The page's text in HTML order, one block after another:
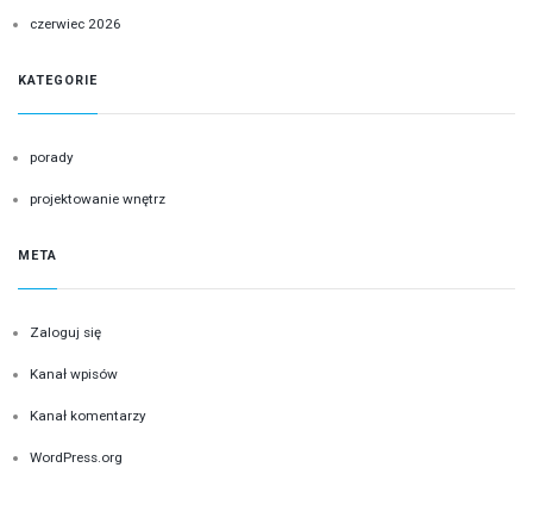
czerwiec 2026
KATEGORIE
porady
projektowanie wnętrz
META
Zaloguj się
Kanał wpisów
Kanał komentarzy
WordPress.org